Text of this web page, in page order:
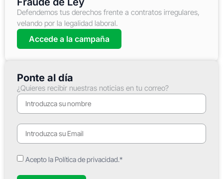
Defendemos tus derechos frente a contratos irregulares,
velando por la legalidad laboral.
Accede a la campaña
Ponte al día
¿Quieres recibir nuestras noticias en tu correo?
Acepto la Política de privacidad.*